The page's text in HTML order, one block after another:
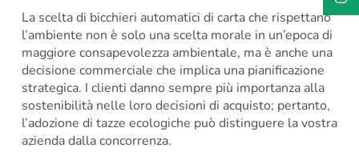
La scelta di bicchieri automatici di carta che rispettano
l’ambiente non è solo una scelta morale in un’epoca di
maggiore consapevolezza ambientale, ma è anche una
decisione commerciale che implica una pianificazione
strategica. I clienti danno sempre più importanza alla
sostenibilità nelle loro decisioni di acquisto; pertanto,
l’adozione di tazze ecologiche può distinguere la vostra
azienda dalla concorrenza.